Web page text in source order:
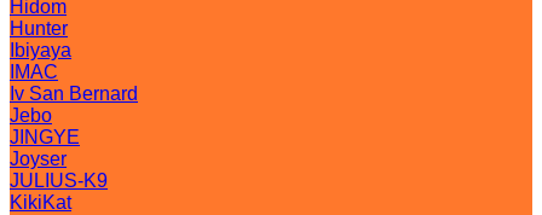
Hidom
Hunter
Ibiyaya
IMAC
Iv San Bernard
Jebo
JINGYE
Joyser
JULIUS-K9
KikiKat